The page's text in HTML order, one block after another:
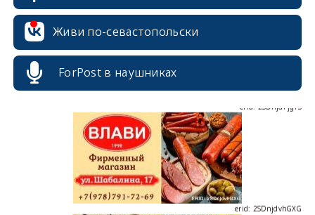
Живи по-севастопольски
ForPost в наушниках
erid: 2SDnjdvhGXG